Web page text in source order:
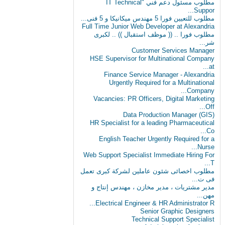
مطلوب مسئول دعم فني "IT Technical
Suppor...
مطلوب للتعيين فورا 5 مهندس ميكانيكا و 5 فنى...
Full Time Junior Web Developer at Alexandria
مطلوب‬ فورا .. (( موظف استقبال )) .. لكبرى
شر...
Customer Services Manager
HSE Supervisor for Multinational Company
at...
Finance Service Manager - Alexandria
Urgently Required for a Multinational
Company...
Vacancies: PR Officers, Digital Marketing
Off...
Data Production Manager (GIS)
HR Specialist for a leading Pharmaceutical
Co...
English Teacher Urgently Required for a
Nurse...
Web Support Specialist Immediate Hiring For
T...
مطلوب اخصائى شئون عاملين لشركة كبرى تعمل
فى ت...
مدير مشتريات ، مدير مخازن ، مهندس إنتاج و
مهن...
Electrical Engineer & HR Administrator R...
Senior Graphic Designers
Technical Support Specialist